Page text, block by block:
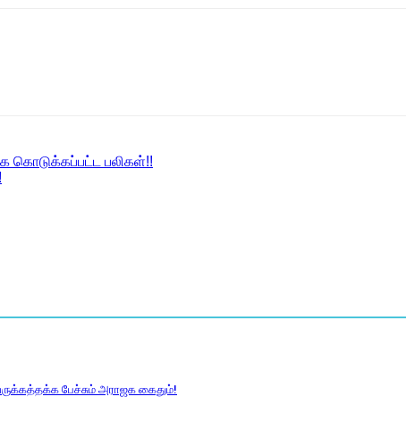
கொடுக்கப்பட்ட பலிகள்!!
பேச்சும் அராஜக கைதும்!